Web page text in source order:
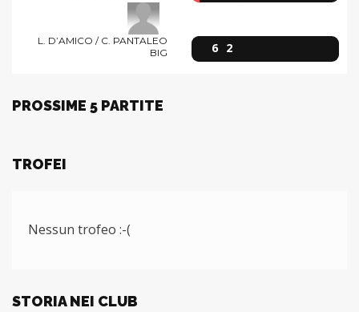
L. D’AMICO / C. PANTALEO
BIG
6 2
PROSSIME 5 PARTITE
TROFEI
Nessun trofeo :-(
STORIA NEI CLUB